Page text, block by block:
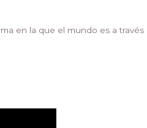
en la que el mundo es a través